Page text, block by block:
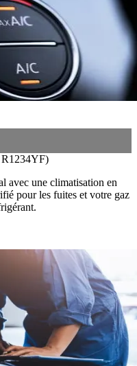
R1234YF)
avec une climatisation en
pour les fuites et votre gaz